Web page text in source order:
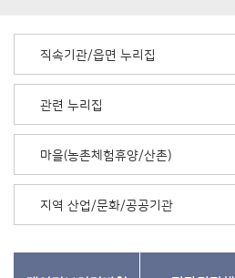
직속기관/읍면 누리집
관련 누리집
마을(농촌체험휴양/산촌)
지역 산업/문화/공공기관